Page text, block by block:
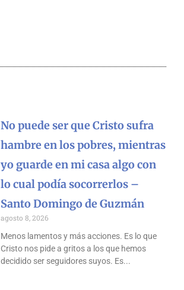
No puede ser que Cristo sufra
hambre en los pobres, mientras
yo guarde en mi casa algo con
lo cual podía socorrerlos –
Santo Domingo de Guzmán
agosto 8, 2026
Menos lamentos y más acciones. Es lo que
Cristo nos pide a gritos a los que hemos
decidido ser seguidores suyos. Es